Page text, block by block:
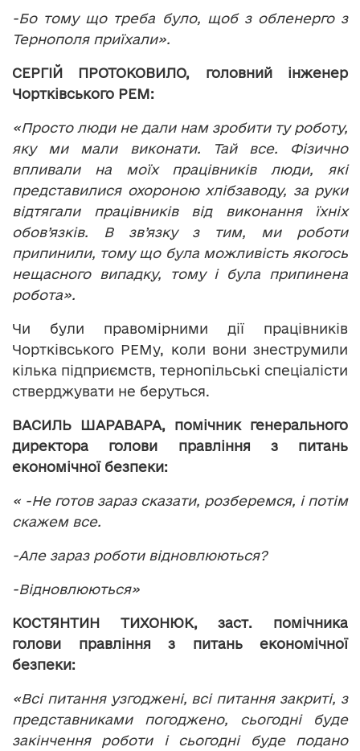
-Бо тому що треба було, щоб з обленерго з
Тернополя приїхали».
СЕРГІЙ ПРОТОКОВИЛО, головний інженер
Чортківського РЕМ:
«Просто люди не дали нам зробити ту роботу,
яку ми мали виконати. Тай все. Фізично
впливали на моїх працівників люди, які
представилися охороною хлібзаводу, за руки
відтягали працівників від виконання їхніх
обов’язків. В зв’язку з тим, ми роботи
припинили, тому що була можливість якогось
нещасного випадку, тому і була припинена
робота».
Чи були правомірними дії працівників
Чортківського РЕМу, коли вони знеструмили
кілька підприємств, тернопільські спеціалісти
стверджувати не беруться.
ВАСИЛЬ ШАРАВАРА, помічник генерального
директора голови правління з питань
економічної безпеки:
« -Не готов зараз сказати, розберемся, і потім
скажем все.
-Але зараз роботи відновлюються?
-Відновлюються»
КОСТЯНТИН ТИХОНЮК, заст. помічника
голови правління з питань економічної
безпеки:
«Всі питання узгоджені, всі питання закриті, з
представниками погоджено, сьогодні буде
закінчення роботи і сьогодні буде подано